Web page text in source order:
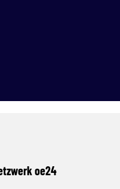
oe24